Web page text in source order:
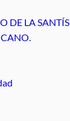
DE LA